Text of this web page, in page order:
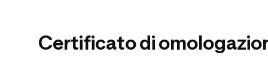
Certificato di